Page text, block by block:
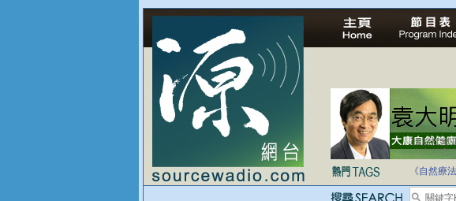
法治社會
自家教育
《自然療